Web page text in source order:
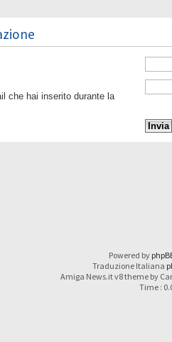
che hai inserito durante la
Powered by
Traduzione Italiana
Amiga News.it v8 theme by
Time :